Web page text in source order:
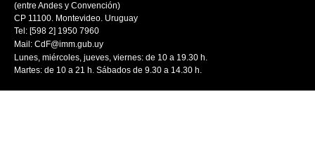
(entre Andes y Convención)
CP 11100. Montevideo. Uruguay
Tel: [598 2] 1950 7960
Mail: CdF@imm.gub.uy
Lunes, miércoles, jueves, viernes: de 10 a 19.30 h.
Martes: de 10 a 21 h. Sábados de 9.30 a 14.30 h.